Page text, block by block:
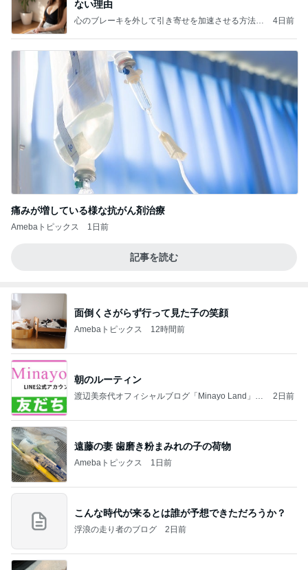
ない理由
心のブレーキを外して引き寄せを加速させる方法：
4日前
痛みが増している様な抗がん剤治療
Amebaトピックス 1日前
記事を読む
面倒くさがらず行って見た子の笑顔
Amebaトピックス 12時間前
朝のルーティン
渡辺美奈代オフィシャルブログ「Minayo Land」P
2日前
遠藤の妻 歯磨き粉まみれの子の荷物
Amebaトピックス 1日前
こんな時代が来るとは誰が予想できただろうか？
浮浪の走り者のブログ 2日前